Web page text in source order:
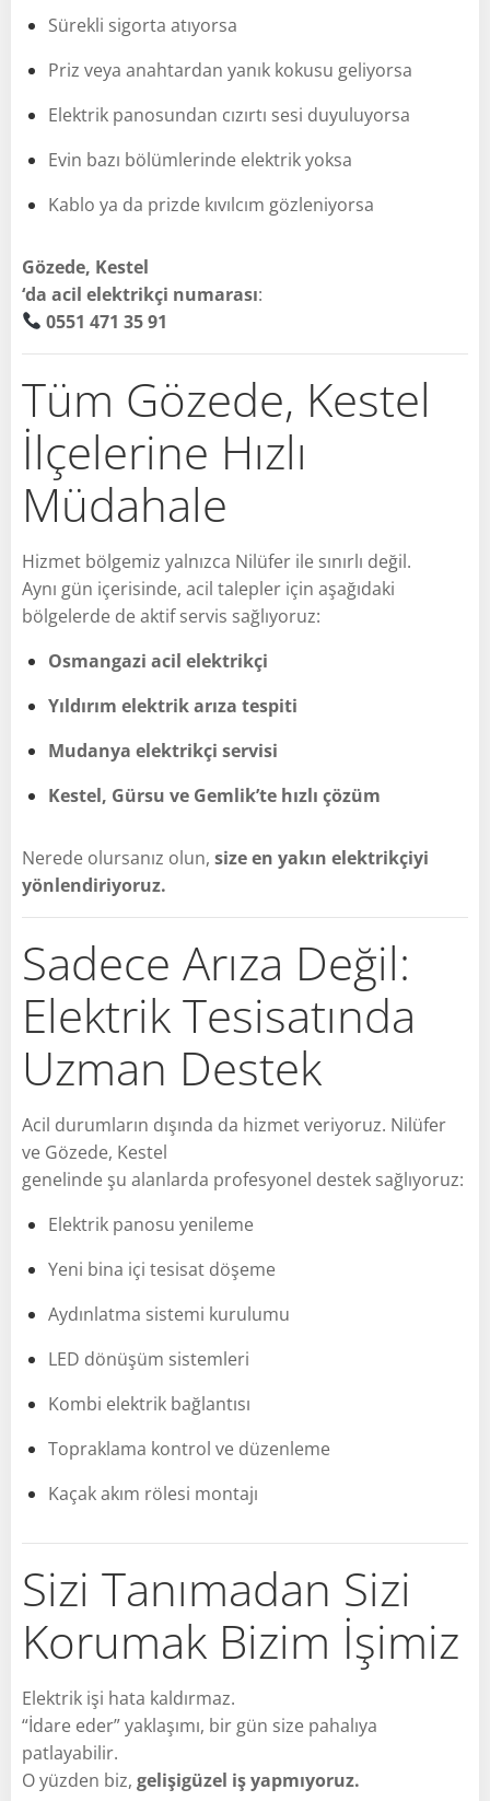
Sürekli sigorta atıyorsa
Priz veya anahtardan yanık kokusu geliyorsa
Elektrik panosundan cızırtı sesi duyuluyorsa
Evin bazı bölümlerinde elektrik yoksa
Kablo ya da prizde kıvılcım gözleniyorsa
Gözede, Kestel
‘da acil elektrikçi numarası:
0551 471 35 91
Tüm Gözede, Kestel
İlçelerine Hızlı
Müdahale
Hizmet bölgemiz yalnızca Nilüfer ile sınırlı değil.
Aynı gün içerisinde, acil talepler için aşağıdaki
bölgelerde de aktif servis sağlıyoruz:
Osmangazi acil elektrikçi
Yıldırım elektrik arıza tespiti
Mudanya elektrikçi servisi
Kestel, Gürsu ve Gemlik’te hızlı çözüm
Nerede olursanız olun, size en yakın elektrikçiyi
yönlendiriyoruz.
Sadece Arıza Değil:
Elektrik Tesisatında
Uzman Destek
Acil durumların dışında da hizmet veriyoruz. Nilüfer
ve Gözede, Kestel
genelinde şu alanlarda profesyonel destek sağlıyoruz:
Elektrik panosu yenileme
Yeni bina içi tesisat döşeme
Aydınlatma sistemi kurulumu
LED dönüşüm sistemleri
Kombi elektrik bağlantısı
Topraklama kontrol ve düzenleme
Kaçak akım rölesi montajı
Sizi Tanımadan Sizi
Korumak Bizim İşimiz
Elektrik işi hata kaldırmaz.
“İdare eder” yaklaşımı, bir gün size pahalıya
patlayabilir.
O yüzden biz, gelişigüzel iş yapmıyoruz.